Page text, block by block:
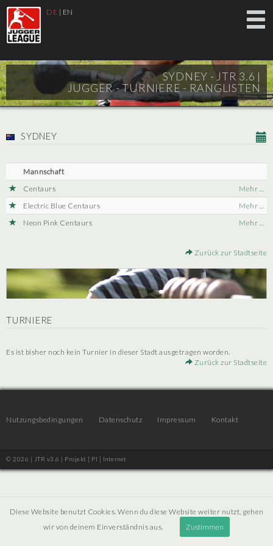
DE | EN
SYDNEY - JTR 3.6 |
JUGGER - TURNIERE - RANGLISTEN
SYDNEY
Mannschaft
Centaurs
Mehr ...
Electric Blue Centaurs
Mehr ...
Neon Pink Centaurs
Mehr ...
Zurück zur Stadtseite
TURNIERE
Es ist bisher noch kein Turnier in dieser Stadt ausgetragen worden.
Zurück zur Stadtseite
Nutzungsbedingungen Datenschutz Impressum Kontakt
© 2026 | JTR v3.6 | Projekt [ PI ] Internet
Diese Website benutzt Cookies. Wenn du diese Website weiter nutzt, gehen
wir von deinem Einverständnis aus.
Zustimmen